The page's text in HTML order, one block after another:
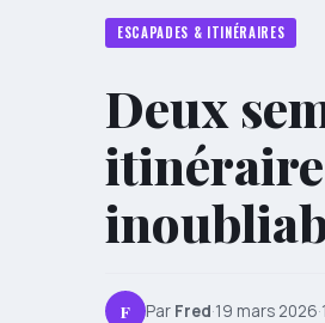
ESCAPADES & ITINÉRAIRES
Deux
F Par Fred·19 mars 2026·